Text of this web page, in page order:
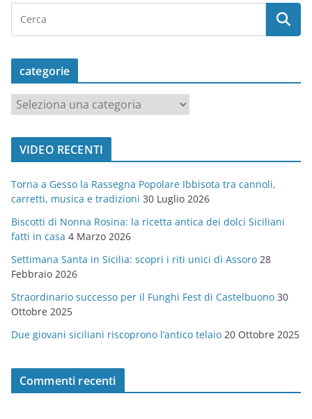
categorie
a
t
o
r
i
e
VIDEO RECENTI
Torna a Gesso la Rassegna Popolare Ibbisota tra cannoli,
carretti, musica e tradizioni 30 Luglio 2026
Biscotti di Nonna Rosina: la ricetta antica dei dolci Siciliani
fatti in casa 4 Marzo 2026
Settimana Santa in Sicilia: scopri i riti unici di Assoro 28
Febbraio 2026
Straordinario successo per il Funghi Fest di Castelbuono 30
Ottobre 2025
Due giovani siciliani riscoprono l’antico telaio 20 Ottobre 2025
Commenti recenti